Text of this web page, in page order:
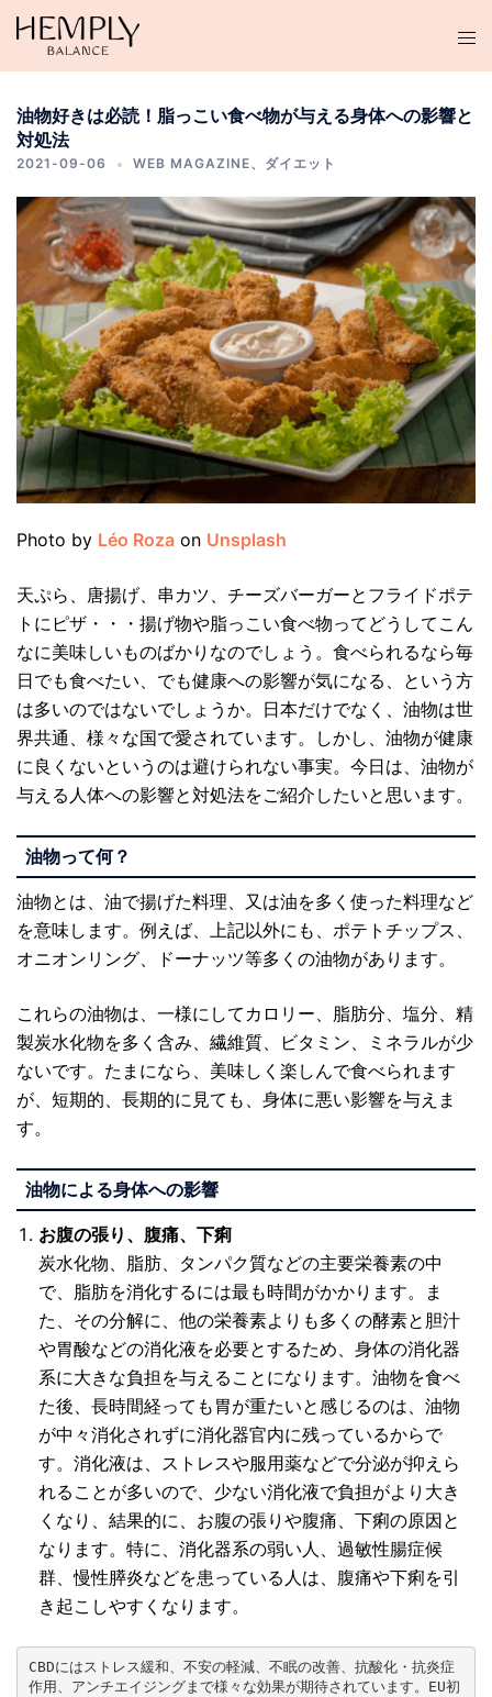
テ
油物好きは必読！脂っこい食べ物が与える身体への影響と
対処法
2021-09-06 WEB MAGAZINE、 ダイエット
Photo by Léo Roza on Unsplash
天ぷら、唐揚げ、串カツ、チーズバーガーとフライドポテ
トにピザ・・・揚げ物や脂っこい食べ物ってどうしてこん
なに美味しいものばかりなのでしょう。食べられるなら毎
日でも食べたい、でも健康への影響が気になる、という方
は多いのではないでしょうか。日本だけでなく、油物は世
界共通、様々な国で愛されています。しかし、油物が健康
に良くないというのは避けられない事実。今日は、油物が
与える人体への影響と対処法をご紹介したいと思います。
油物って何？
油物とは、油で揚げた料理、又は油を多く使った料理など
を意味します。例えば、上記以外にも、ポテトチップス、
オニオンリング、ドーナッツ等多くの油物があります。
これらの油物は、一様にしてカロリー、脂肪分、塩分、精
製炭水化物を多く含み、繊維質、ビタミン、ミネラルが少
ないです。たまになら、美味しく楽しんで食べられます
が、短期的、長期的に見ても、身体に悪い影響を与えま
す。
油物による身体への影響
お腹の張り、腹痛、下痢
炭水化物、脂肪、タンパク質などの主要栄養素の中
で、脂肪を消化するには最も時間がかかります。ま
た、その分解に、他の栄養素よりも多くの酵素と胆汁
や胃酸などの消化液を必要とするため、身体の消化器
系に大きな負担を与えることになります。油物を食べ
た後、長時間経っても胃が重たいと感じるのは、油物
が中々消化されずに消化器官内に残っているからで
す。消化液は、ストレスや服用薬などで分泌が抑えら
れることが多いので、少ない消化液で負担がより大き
くなり、結果的に、お腹の張りや腹痛、下痢の原因と
なります。特に、消化器系の弱い人、過敏性腸症候
群、慢性膵炎などを患っている人は、腹痛や下痢を引
き起こしやすくなります。
CBDにはストレス緩和、不安の軽減、不眠の改善、抗酸化・抗炎症
作用、アンチエイジングまで様々な効果が期待されています。EU初